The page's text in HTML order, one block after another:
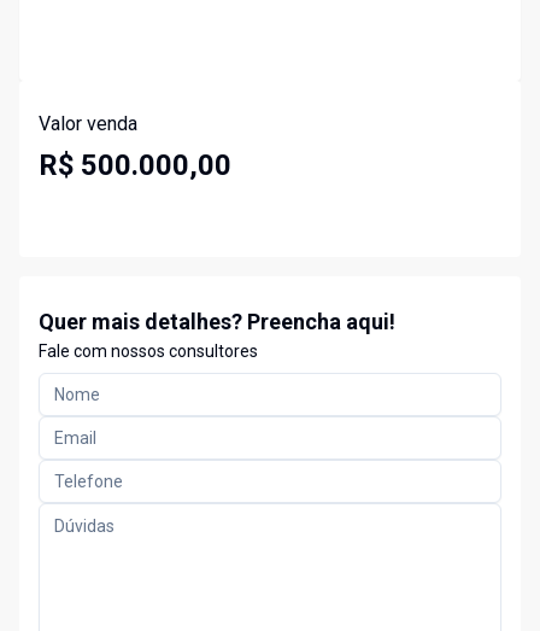
Valor venda
R$ 500.000,00
Quer mais detalhes? Preencha aqui!
Fale com nossos consultores